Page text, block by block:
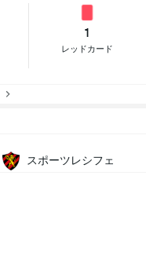
1
レッドカード
スポーツレシフェ